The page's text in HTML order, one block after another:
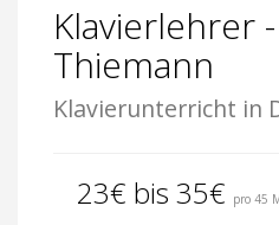
Klavierlehrer
Thiemann
Klavierunterricht in
23€ bis 35€ pro 45